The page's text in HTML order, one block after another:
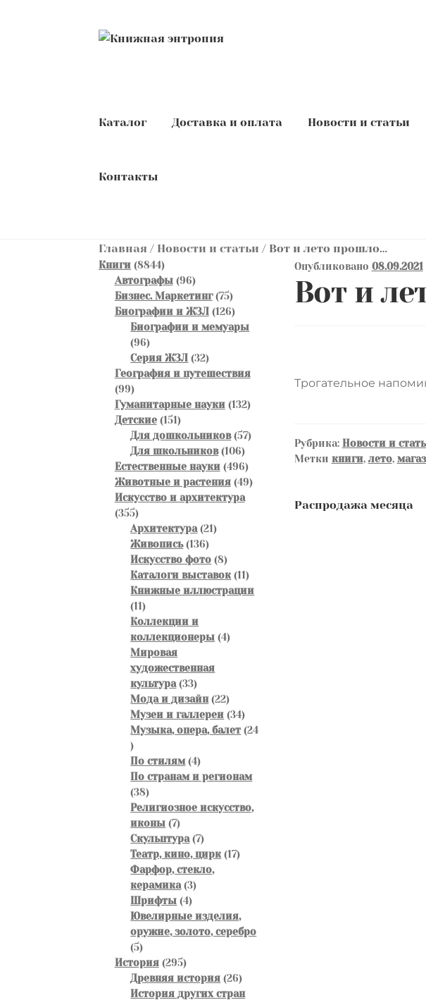
Перейти
Перейти
Каталог Доставка и оплата Новости и статьи
Контакты
Главная / Новости и статьи / Вот и лето прошло…
Опубликовано 08.09.2021
Вот и
Трогательное
Рубрика: Новости и
Метки книги, лето,
Навигация
Предыдущая
Распродажа месяца
Книги 88448844
товара
Автографы 9696
товаров
Бизнес. Маркетинг 7575
товаров
Биографии и ЖЗЛ 126126
товаров
Биографии и мемуары
9696
товаров
Серия ЖЗЛ 3232
товара
География и путешествия
9999
товаров
Гуманитарные науки 132132
Детские 151151
товар
Для дошкольников 5757
Для школьников 106106
товаров
Естественные науки 496496
товаров
Животные и растения 4949
Искусство и архитектура
355355
товаров
Архитектура 2121
Живопись 136136
товаров
Искусство фото 88
товаров
Каталоги выставок 1111
товаров
Книжные иллюстрации
1111
товаров
Коллекции и
коллекционеры 44
Мировая
художественная
культура 3333
товара
Мода и дизайн 2222
товара
Музеи и галлереи 3434
товара
Музыка, опера, балет 24
24
товара
По стилям 44
товара
По странам и регионам
3838
товаров
Религиозное искусство,
иконы 77
товаров
Скульптура 77
товаров
Театр, кино, цирк 1717
Фарфор, стекло,
керамика 33
Шрифты 44
товара
Ювелирные изделия,
оружие, золото, серебро
55
товаров
История 295295
товаров
Древняя история 2626
товаров
История других стран